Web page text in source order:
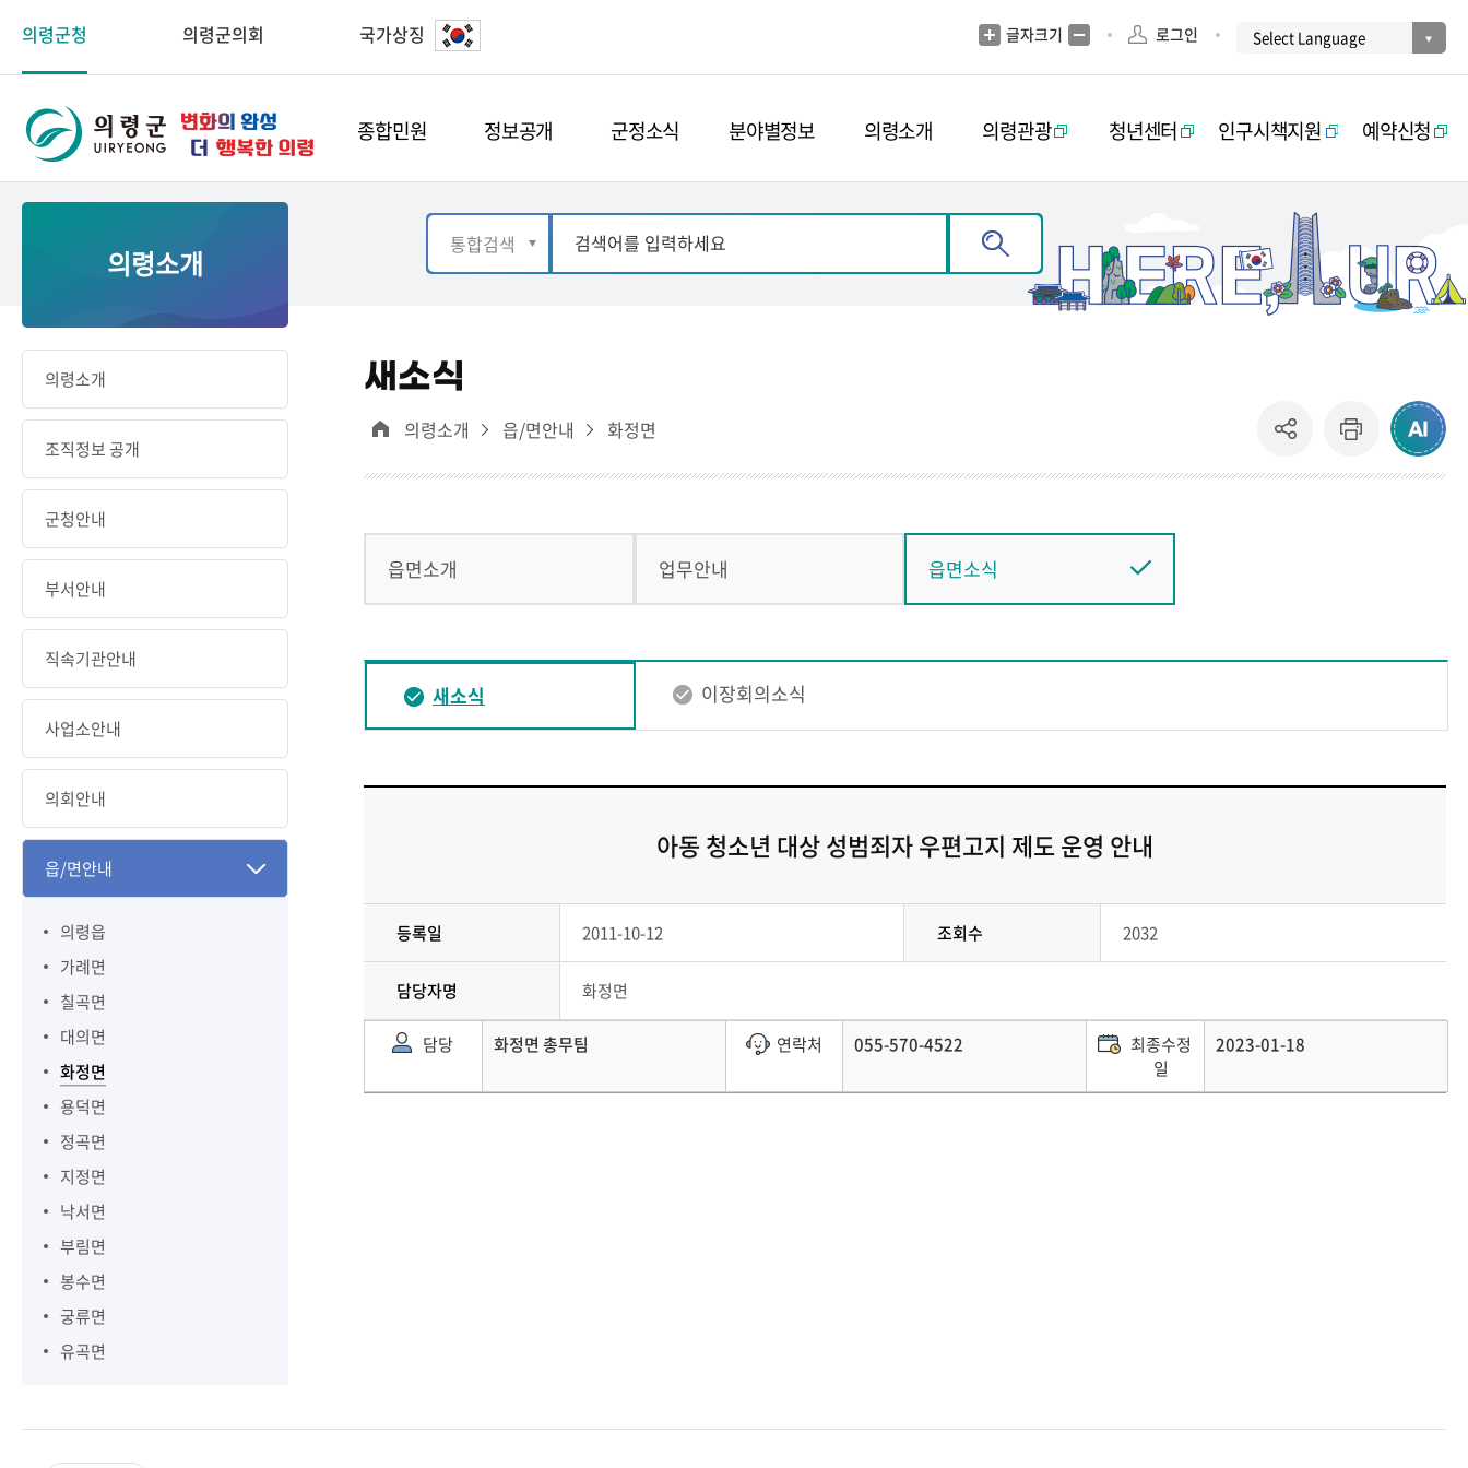
의령군청 의령군의회 국가상징 글자크기 로그인
종합민원 정보공개 군정소식 분야별정보 의령소개 의령관광 청년센터 인구시책지원 예약신청
의령소개
의령소개
조직정보 공개
군청안내
부서안내
직속기관안내
사업소안내
의회안내
읍/면안내
의령읍
가례면
칠곡면
대의면
화정면
용덕면
정곡면
지정면
낙서면
부림면
봉수면
궁류면
유곡면
새소식
의령소개 읍/면안내 화정면
읍면소개 업무안내 읍면소식
새소식 이장회의소식
아동 청소년 대상 성범죄자 우편고지 제도 운영 안내
등록일 2011-10-12 조회수 2032
담당자명 화정면
담당 화정면 총무팀 연락처 055-570-4522
최종수정
일
2023-01-18